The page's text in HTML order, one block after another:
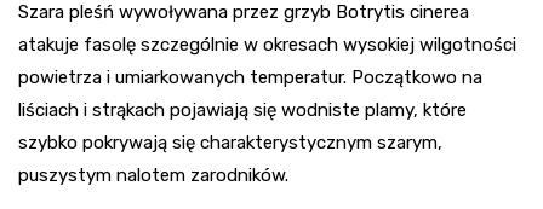
Szara pleśń wywoływana przez grzyb Botrytis cinerea
atakuje fasolę szczególnie w okresach wysokiej wilgotności
powietrza i umiarkowanych temperatur. Początkowo na
liściach i strąkach pojawiają się wodniste plamy, które
szybko pokrywają się charakterystycznym szarym,
puszystym nalotem zarodników.